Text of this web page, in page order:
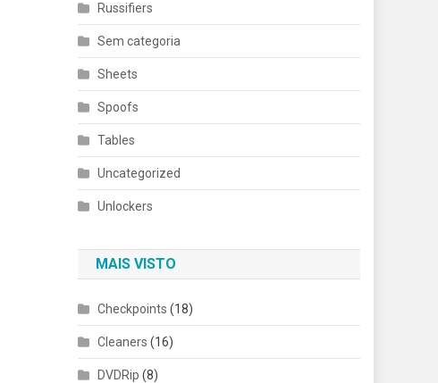
Russifiers
Sem categoria
Sheets
Spoofs
Tables
Uncategorized
Unlockers
MAIS VISTO
Checkpoints (18)
Cleaners (16)
DVDRip (8)